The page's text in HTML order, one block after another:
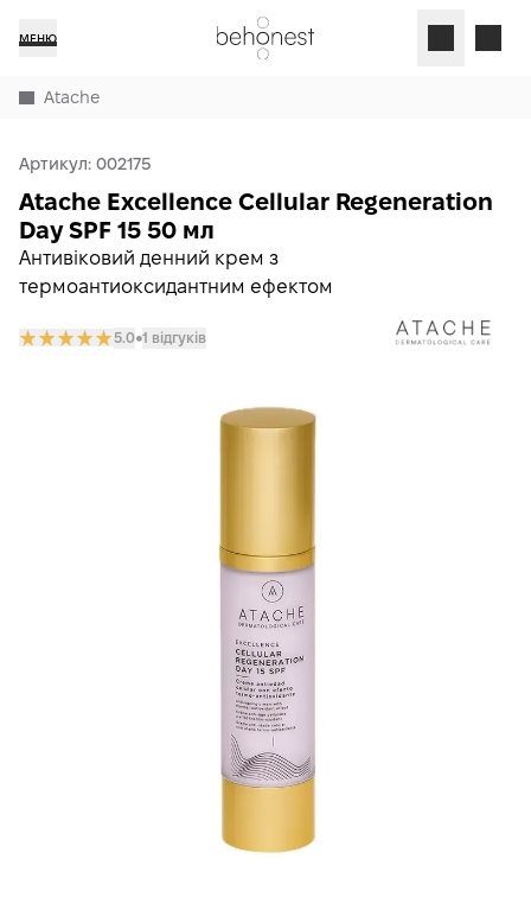
МЕНЮ
Atache
Артикул: 002175
Антивіковий денний крем з
термоантиоксидантним ефектом
Atache Excellence Cellular Regeneration
Day SPF 15 50 мл
5.0𒊹1 відгуків